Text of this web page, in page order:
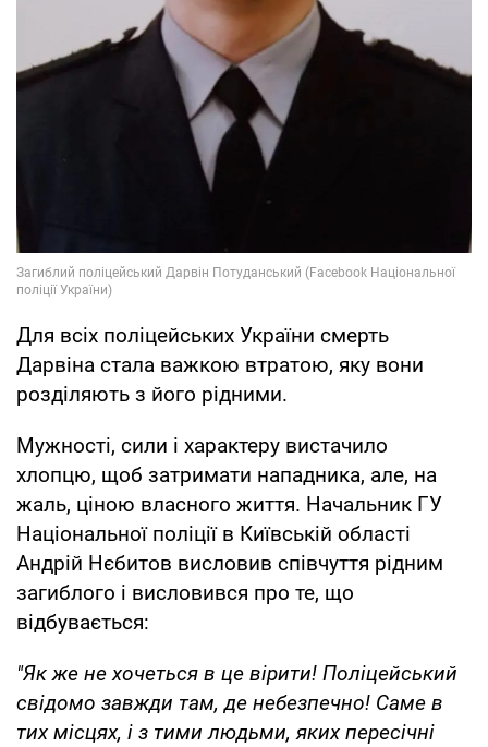
Для всіх поліцейських України смерть
Дарвіна стала важкою втратою, яку вони
розділяють з його рідними.
Мужності, сили і характеру вистачило
хлопцю, щоб затримати нападника, але, на
жаль, ціною власного життя. Начальник ГУ
Національної поліції в Київській області
Андрій Нєбитов висловив співчуття рідним
загиблого і висловився про те, що
відбувається:
"Як же не хочеться в це вірити! Поліцейський
свідомо завжди там, де небезпечно! Саме в
тих місцях, і з тими людьми, яких пересічні